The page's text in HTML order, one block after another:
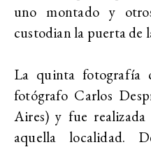
uno montado y
custodian la puerta de
La quinta fotografía
fotógrafo Carlos
Aires) y fue
aquella localidad.